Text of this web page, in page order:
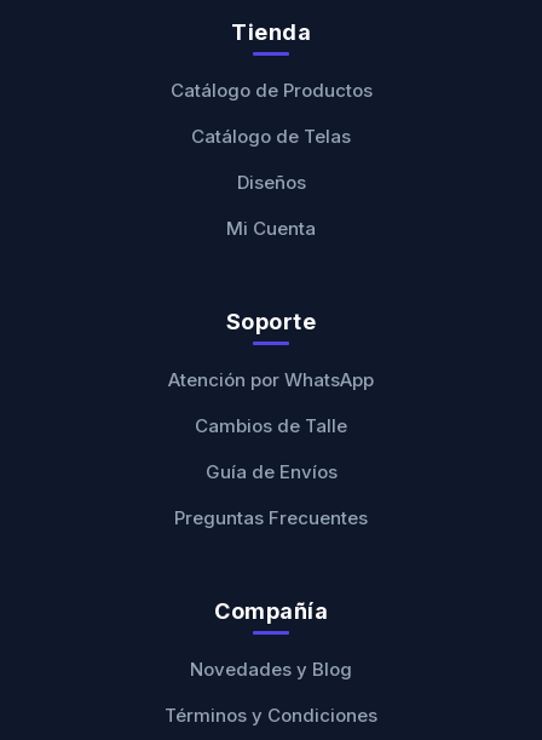
Tienda
Catálogo de Productos
Catálogo de Telas
Diseños
Mi Cuenta
Soporte
Atención por WhatsApp
Cambios de Talle
Guía de Envíos
Preguntas Frecuentes
Compañía
Novedades y Blog
Términos y Condiciones